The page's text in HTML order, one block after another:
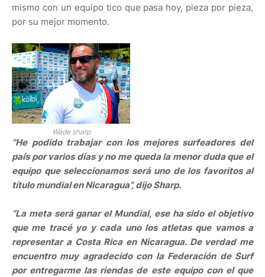
mismo con un equipo tico que pasa hoy, pieza por pieza,
por su mejor momento.
Wade sharp
“He podido trabajar con los mejores surfeadores del
país por varios días y no me queda la menor duda que el
equipo que seleccionamos será uno de los favoritos al
título mundial en Nicaragua”, dijo Sharp.
“La meta será ganar el Mundial, ese ha sido el objetivo
que me tracé yo y cada uno los atletas que vamos a
representar a Costa Rica en Nicaragua. De verdad me
encuentro muy agradecido con la Federación de Surf
por entregarme las riendas de este equipo con el que